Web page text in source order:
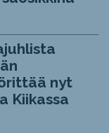
nyt
Kiikassa